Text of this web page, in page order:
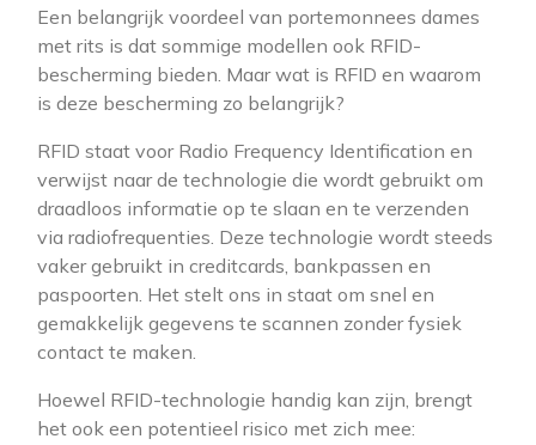
Een belangrijk voordeel van portemonnees dames
met rits is dat sommige modellen ook RFID-
bescherming bieden. Maar wat is RFID en waarom
is deze bescherming zo belangrijk?
RFID staat voor Radio Frequency Identification en
verwijst naar de technologie die wordt gebruikt om
draadloos informatie op te slaan en te verzenden
via radiofrequenties. Deze technologie wordt steeds
vaker gebruikt in creditcards, bankpassen en
paspoorten. Het stelt ons in staat om snel en
gemakkelijk gegevens te scannen zonder fysiek
contact te maken.
Hoewel RFID-technologie handig kan zijn, brengt
het ook een potentieel risico met zich mee: